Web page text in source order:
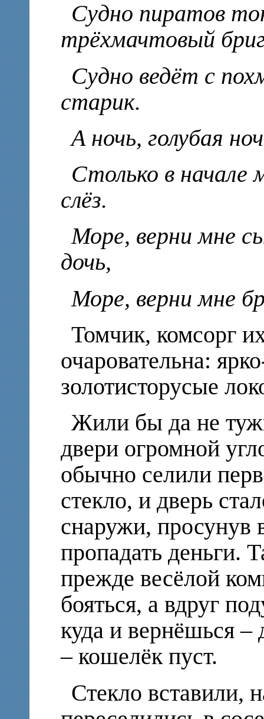
Судно пиратов
трёхмачтовый
Судно ведёт с
старик.
А ночь, голубая
Столько в начале
слёз.
Море, верни мне
дочь,
Море, верни мне
Томчик, комсорг
очаровательна:
золотисторусые
Жили бы да не
двери огромной
обычно селили
стекло, и дверь
снаружи, просунув
пропадать деньги.
прежде весёлой
бояться, а вдруг
куда и вернёшься –
– кошелёк пуст.
Стекло вставили,